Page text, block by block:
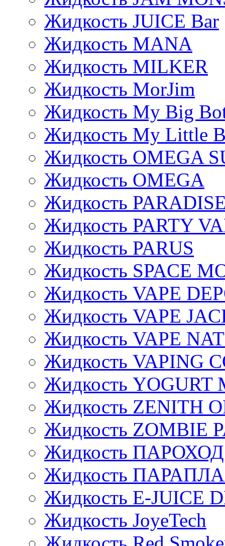
Жидкость JUICE Bar
Жидкость MANA
Жидкость MILKER
Жидкость MorJim
Жидкость My Big
Жидкость My Little
Жидкость OMEGA
Жидкость OMEGA
Жидкость
Жидкость PARTY
Жидкость PARUS
Жидкость SPACE
Жидкость VAPE
Жидкость VAPE
Жидкость VAPE
Жидкость VAPING
Жидкость YOGURT
Жидкость ZENITH
Жидкость ZOMBIE
Жидкость ПАРОХОД
Жидкость
Жидкость E-JUIСE
Жидкость JoyeTech